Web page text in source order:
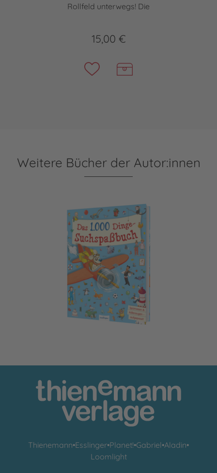
Rollfeld unterwegs! Die
15,00 €
Weitere Bücher der Autor:innen
Das 1000 Dinge-Suchspaßbuch
Thienemann•Esslinger•Planet!•Gabriel•Aladin•
Loomlight